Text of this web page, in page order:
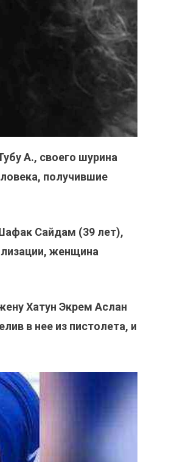
А., своего шурина
получившие
Сайдам (39 лет),
женщина
Хатун Экрем Аслан
в нее из пистолета, и